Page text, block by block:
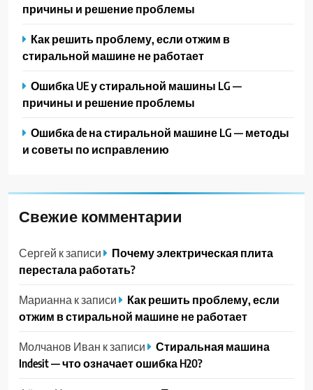
причины и решение проблемы
Как решить проблему, если отжим в
стиральной машине не работает
Ошибка UE у стиральной машины LG —
причины и решение проблемы
Ошибка de на стиральной машине LG — методы
и советы по исправлению
Свежие комментарии
Сергей к записи
Почему электрическая плита
перестала работать?
Марианна к записи
Как решить проблему, если
отжим в стиральной машине не работает
Молчанов Иван к записи
Стиральная машина
Indesit — что означает ошибка H20?